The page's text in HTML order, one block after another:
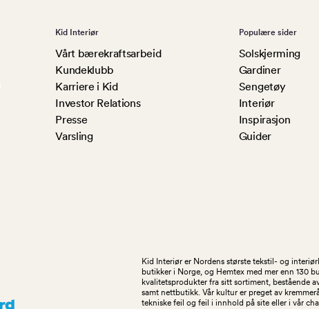
Kid Interiør
Vårt bærekraftsarbeid
Kundeklubb
Karriere i Kid
Investor Relations
Presse
Varsling
Populære sider
Solskjerming
Gardiner
Sengetøy
Interiør
Inspirasjon
Guider
Kid Interiør er Nordens største tekstil- og
butikker i Norge, og Hemtex med mer enn 130
kvalitetsprodukter fra sitt sortiment, bestående
samt nettbutikk. Vår kultur er preget av
tekniske feil og feil i innhold på site eller i vår